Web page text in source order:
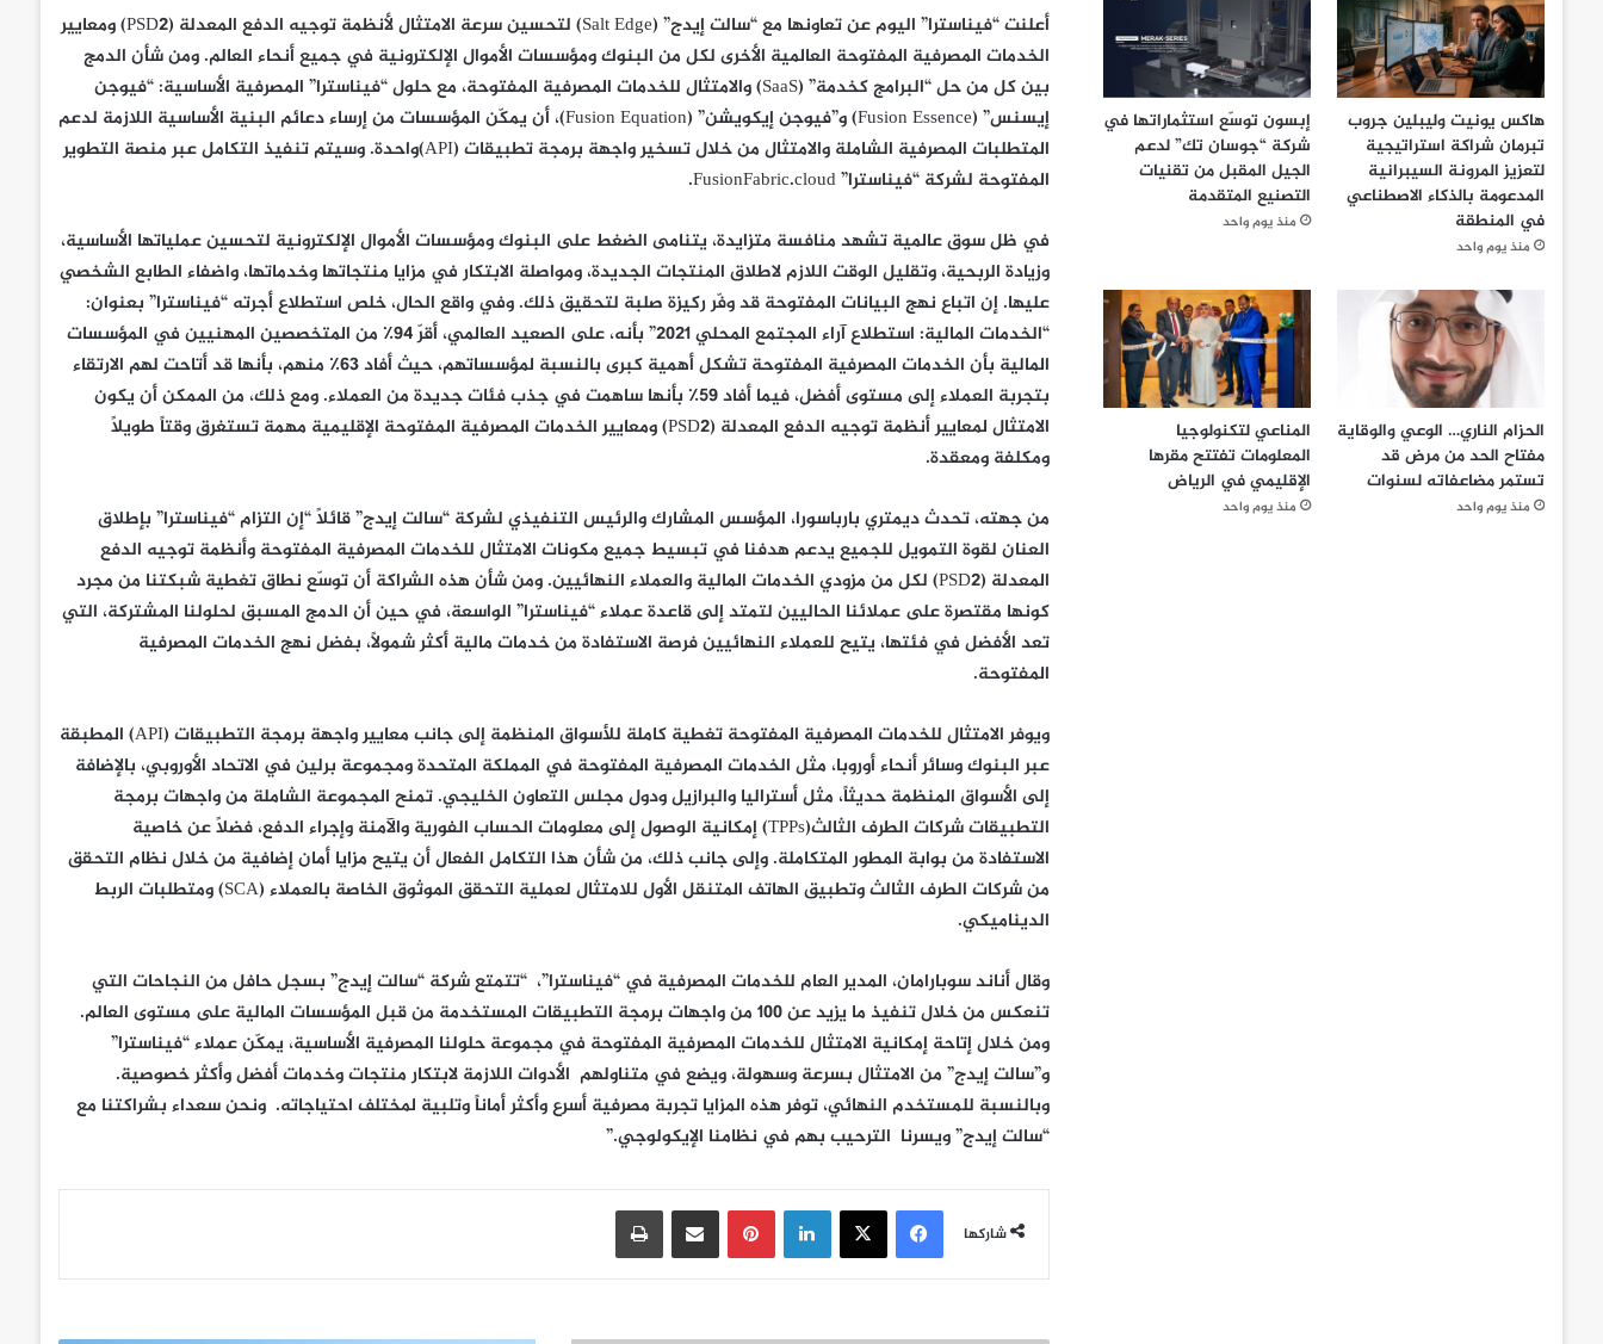
أعلنت “فيناسترا” اليوم عن تعاونها مع “سالت إيدج” (Salt Edge) لتحسين سرعة الامتثال لأنظمة توجيه الدفع المعدلة (PSD2) ومعايير
الخدمات المصرفية المفتوحة العالمية الأخرى لكل من البنوك ومؤسسات الأموال الإلكترونية في جميع أنحاء العالم. ومن شأن الدمج
بين كل من حل “البرامج كخدمة” (SaaS) والامتثال للخدمات المصرفية المفتوحة، مع حلول “فيناسترا” المصرفية الأساسية: “فيوجن
إيسنس” (Fusion Essence) و”فيوجن إيكويشن” (Fusion Equation)، أن يمكّن المؤسسات من إرساء دعائم البنية الأساسية اللازمة لدعم
المتطلبات المصرفية الشاملة والامتثال من خلال تسخير واجهة برمجة تطبيقات (API)واحدة. وسيتم تنفيذ التكامل عبر منصة التطوير
المفتوحة لشركة “فيناسترا” FusionFabric.cloud.
في ظل سوق عالمية تشهد منافسة متزايدة، يتنامى الضغط على البنوك ومؤسسات الأموال الإلكترونية لتحسين عملياتها الأساسية،
وزيادة الربحية، وتقليل الوقت اللازم لاطلاق المنتجات الجديدة، ومواصلة الابتكار في مزايا منتجاتها وخدماتها، واضفاء الطابع الشخصي
عليها. إن اتباع نهج البيانات المفتوحة قد وفّر ركيزة صلبة لتحقيق ذلك. وفي واقع الحال، خلص استطلاع أجرته “فيناسترا” بعنوان:
“الخدمات المالية: استطلاع آراء المجتمع المحلي 2021” بأنه، على الصعيد العالمي، أقرّ 94٪ من المتخصصين المهنيين في المؤسسات
المالية بأن الخدمات المصرفية المفتوحة تشكل أهمية كبرى بالنسبة لمؤسساتهم، حيث أفاد 63٪ منهم، بأنها قد أتاحت لهم الارتقاء
بتجربة العملاء إلى مستوى أفضل، فيما أفاد 59٪ بأنها ساهمت في جذب فئات جديدة من العملاء. ومع ذلك، من الممكن أن يكون
الامتثال لمعايير أنظمة توجيه الدفع المعدلة (PSD2) ومعايير الخدمات المصرفية المفتوحة الإقليمية مهمة تستغرق وقتاً طويلاً
ومكلفة ومعقدة.
من جهته، تحدثديمتري بارباسورا، المؤسس المشارك والرئيس التنفيذي لشركة “سالت إيدج”قائلاً “إن التزام “فيناسترا” بإطلاق
العنان لقوة التمويل للجميع يدعم هدفنا في تبسيط جميع مكونات الامتثال للخدمات المصرفية المفتوحة وأنظمة توجيه الدفع
المعدلة (PSD2) لكل من مزودي الخدمات المالية والعملاء النهائيين. ومن شأن هذه الشراكة أن توسّع نطاق تغطية شبكتنا من مجرد
كونها مقتصرة على عملائنا الحاليين لتمتد إلى قاعدة عملاء “فيناسترا” الواسعة، في حين أن الدمج المسبق لحلولنا المشتركة، التي
تعد الأفضل في فئتها، يتيح للعملاء النهائيين فرصة الاستفادة من خدمات مالية أكثر شمولاً، بفضل نهج الخدمات المصرفية
المفتوحة.
ويوفر الامتثال للخدمات المصرفية المفتوحة تغطية كاملة للأسواق المنظمة إلى جانب معايير واجهة برمجة التطبيقات (API) المطبقة
عبر البنوك وسائر أنحاء أوروبا، مثل الخدمات المصرفية المفتوحة في المملكة المتحدة ومجموعة برلين في الاتحاد الأوروبي، بالإضافة
إلى الأسواق المنظمة حديثاً، مثل أستراليا والبرازيل ودول مجلس التعاون الخليجي. تمنح المجموعة الشاملة من واجهات برمجة
التطبيقات شركات الطرف الثالث(TPPs) إمكانية الوصول إلى معلومات الحساب الفورية والآمنة وإجراء الدفع، فضلاً عن خاصية
الاستفادة من بوابة المطور المتكاملة. وإلى جانب ذلك، من شأن هذا التكامل الفعال أن يتيح مزايا أمان إضافية من خلال نظام التحقق
من شركات الطرف الثالث وتطبيق الهاتف المتنقل الأول للامتثال لعملية التحقق الموثوق الخاصة بالعملاء (SCA) ومتطلبات الربط
الديناميكي.
وقالأناند سوبارامان، المدير العام للخدمات المصرفية في “فيناسترا”، “تتمتع شركة “سالت إيدج” بسجل حافل من النجاحات التي
تنعكس من خلال تنفيذ ما يزيد عن 100 من واجهات برمجة التطبيقات المستخدمة من قبل المؤسسات المالية على مستوى العالم.
ومن خلال إتاحة إمكانية الامتثال للخدمات المصرفية المفتوحة في مجموعة حلولنا المصرفية الأساسية، يمكّن عملاء “فيناسترا”
و”سالت إيدج” من الامتثال بسرعة وسهولة، ويضع في متناولهم الأدوات اللازمة لابتكار منتجات وخدمات أفضل وأكثر خصوصية.
وبالنسبة للمستخدم النهائي، توفر هذه المزايا تجربة مصرفية أسرع وأكثر أماناً وتلبية لمختلف احتياجاته. ونحن سعداء بشراكتنا مع
“سالت إيدج” ويسرنا الترحيب بهم في نظامنا الإيكولوجي.”
شاركها
فيسبوك ‫X لينكدإن بينتيريست مشاركة عبر البريد
هاكس يونيت وليبلين جروب
تبرمان شراكة استراتيجية
لتعزيز المرونة السيبرانية
المدعومة بالذكاء الاصطناعي
في المنطقة
منذ يوم واحد
إبسون توسّع استثماراتها في
شركة “جوسان تك” لدعم
الجيل المقبل من تقنيات
التصنيع المتقدمة
منذ يوم واحد
الحزام الناري… الوعي والوقاية
مفتاح الحد من مرض قد
تستمر مضاعفاته لسنوات
منذ يوم واحد
المناعي لتكنولوجيا
المعلومات تفتتح مقرها
الإقليمي في الرياض
منذ يوم واحد